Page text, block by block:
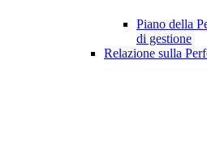
Piano della
di gestione
Relazione sulla